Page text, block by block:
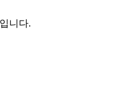
니다.